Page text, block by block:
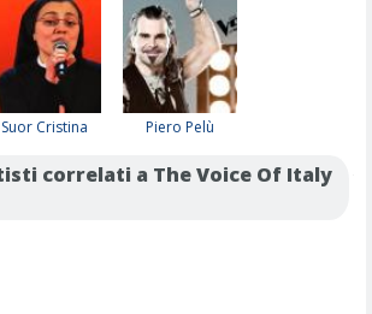
Suor Cristina Piero Pelù
correlati a The Voice Of Italy